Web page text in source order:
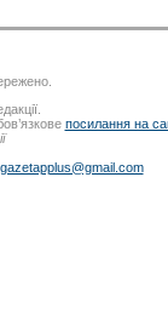
посилання на
gazetapplus@gmail.com